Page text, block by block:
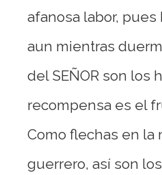
afanosa labor, pues
aun mientras
del SEÑOR son los
recompensa es el
Como flechas en la
guerrero, así son